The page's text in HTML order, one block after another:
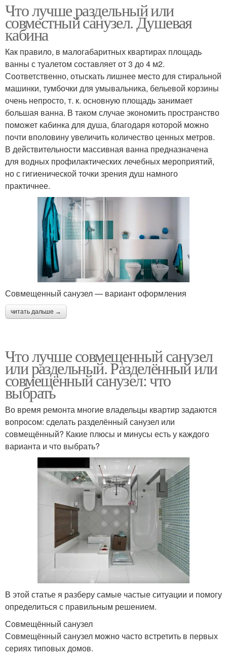
Что лучше раздельный или
совместный санузел. Душевая
кабина
Как правило, в малогабаритных квартирах площадь
ванны с туалетом составляет от 3 до 4 м2.
Соответственно, отыскать лишнее место для стиральной
машинки, тумбочки для умывальника, бельевой корзины
очень непросто, т. к. основную площадь занимает
большая ванна. В таком случае экономить пространство
поможет кабинка для душа, благодаря которой можно
почти вполовину увеличить количество ценных метров.
В действительности массивная ванна предназначена
для водных профилактических лечебных мероприятий,
но с гигиенической точки зрения душ намного
практичнее.
Совмещенный санузел — вариант оформления
читать дальше →
Что лучше совмещенный санузел
или раздельный. Разделённый или
совмещённый санузел: что
выбрать
Во время ремонта многие владельцы квартир задаются
вопросом: сделать разделённый санузел или
совмещённый? Какие плюсы и минусы есть у каждого
варианта и что выбрать?
В этой статье я разберу самые частые ситуации и помогу
определиться с правильным решением.
Совмещённый санузел
Совмещённый санузел можно часто встретить в первых
сериях типовых домов.